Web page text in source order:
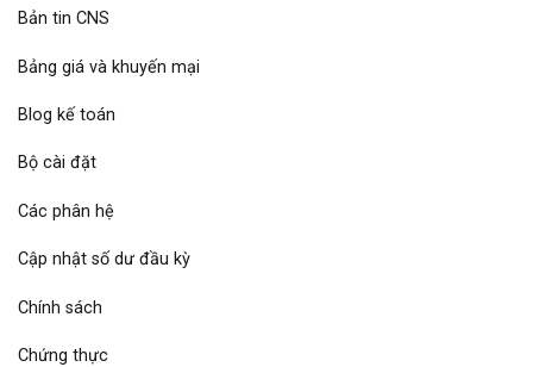
Bản tin CNS
Bảng giá và khuyến mại
Blog kế toán
Bộ cài đặt
Các phân hệ
Cập nhật số dư đầu kỳ
Chính sách
Chứng thực